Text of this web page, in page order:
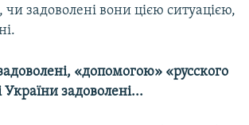
задоволені вони цією ситуацією,
«допомогою» «русского
задоволені...